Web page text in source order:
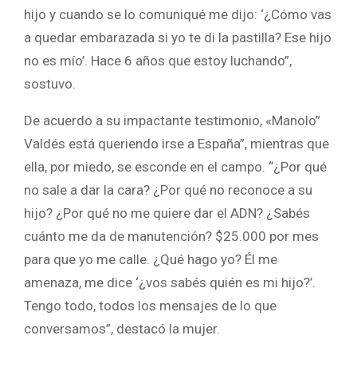
hijo y cuando se lo comuniqué me dijo: ‘¿Cómo vas
a quedar embarazada si yo te di la pastilla? Ese hijo
no es mío’. Hace 6 años que estoy luchando”,
sostuvo.
De acuerdo a su impactante testimonio, «Manolo”
Valdés está queriendo irse a España”, mientras que
ella, por miedo, se esconde en el campo. “¿Por qué
no sale a dar la cara? ¿Por qué no reconoce a su
hijo? ¿Por qué no me quiere dar el ADN? ¿Sabés
cuánto me da de manutención? $25.000 por mes
para que yo me calle. ¿Qué hago yo? Él me
amenaza, me dice ‘¿vos sabés quién es mi hijo?’.
Tengo todo, todos los mensajes de lo que
conversamos”, destacó la mujer.